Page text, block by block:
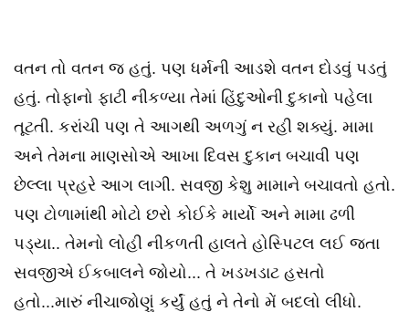
વતન તો વતન જ હતું. પણ ધર્મની આડશે વતન દોડવું પડતું
હતું. તોફાનો ફાટી નીકળ્યા તેમાં હિંદુઓની દુકાનો પહેલા
તૂટતી. કરાંચી પણ તે આગથી અળગું ન રહી શક્યું. મામા
અને તેમના માણસોએ આખા દિવસ દુકાન બચાવી પણ
છેલ્લા પ્રહરે આગ લાગી. સવજી કેશુ મામાને બચાવતો હતો.
પણ ટોળામાંથી મોટો છરો કોઈકે માર્યો અને મામા ઢળી
પડ્યા.. તેમનો લોહી નીકળતી હાલતે હોસ્પિટલ લઈ જતા
સવજીએ ઈકબાલને જોયો... તે ખડખડાટ હસતો
હતો...મારું નીચાજોણું કર્યું હતું ને તેનો મેં બદલો લીધો.